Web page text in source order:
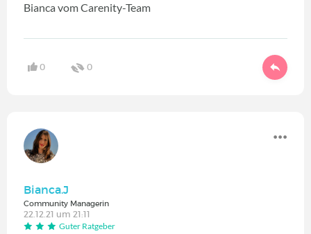
Bianca vom Carenity-Team
0 0
Bianca.J
Community Managerin
22.12.21 um 21:11
Guter Ratgeber